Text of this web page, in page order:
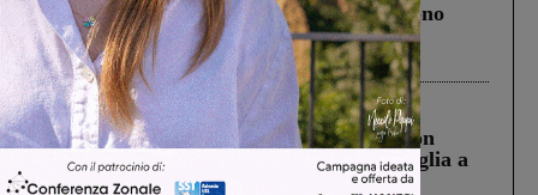
Un anno fa la strage in A1 in cui morirono
Gianni, Giulia e Franco. Lo schianto, il
processo, lo stop ai sorpassi fra tir....
Cronaca 3 Agosto 2026
Scomparso da una struttura di Castiglion
Fiorentino l’uomo che aveva ucciso la figlia a
Levane nel 2020